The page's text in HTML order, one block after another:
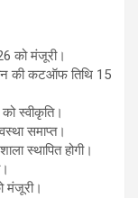
को मंजूरी।
की कटऑफ तिथि 15
स्वीकृति।
समाप्त।
स्थापित होगी।
मंजूरी।